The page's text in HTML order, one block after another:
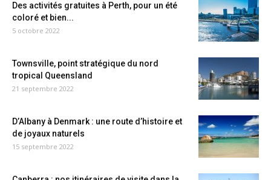
Des activités gratuites à Perth, pour un été
coloré et bien...
5 octobre 2022
Townsville, point stratégique du nord
tropical Queensland
21 septembre 2022
D’Albany à Denmark : une route d’histoire et
de joyaux naturels
15 septembre 2022